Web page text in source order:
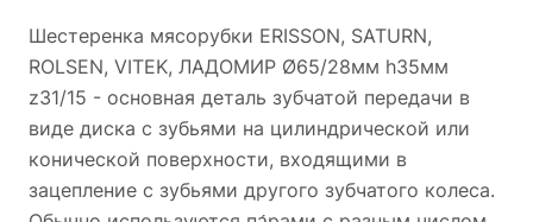
Шестеренка мясорубки ERISSON, SATURN,
ROLSEN, VITEK, ЛАДОМИР Ø65/28мм h35мм
z31/15 - основная деталь зубчатой передачи в
виде диска с зубьями на цилиндрической или
конической поверхности, входящими в
зацепление с зубьями другого зубчатого колеса.